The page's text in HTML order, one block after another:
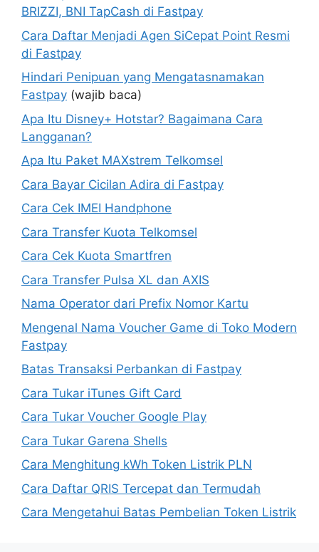
BRIZZI, BNI TapCash di Fastpay
Cara Daftar Menjadi Agen SiCepat Point Resmi
di Fastpay
Hindari Penipuan yang Mengatasnamakan
Fastpay (wajib baca)
Apa Itu Disney+ Hotstar? Bagaimana Cara
Langganan?
Apa Itu Paket MAXstrem Telkomsel
Cara Bayar Cicilan Adira di Fastpay
Cara Cek IMEI Handphone
Cara Transfer Kuota Telkomsel
Cara Cek Kuota Smartfren
Cara Transfer Pulsa XL dan AXIS
Nama Operator dari Prefix Nomor Kartu
Mengenal Nama Voucher Game di Toko Modern
Fastpay
Batas Transaksi Perbankan di Fastpay
Cara Tukar iTunes Gift Card
Cara Tukar Voucher Google Play
Cara Tukar Garena Shells
Cara Menghitung kWh Token Listrik PLN
Cara Daftar QRIS Tercepat dan Termudah
Cara Mengetahui Batas Pembelian Token Listrik